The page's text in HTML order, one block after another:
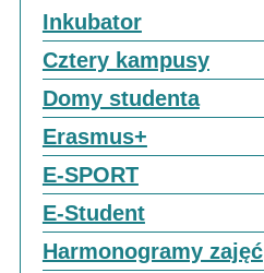
Inkubator
Cztery kampusy
Domy studenta
Erasmus+
E-SPORT
E-Student
Harmonogramy zajęć